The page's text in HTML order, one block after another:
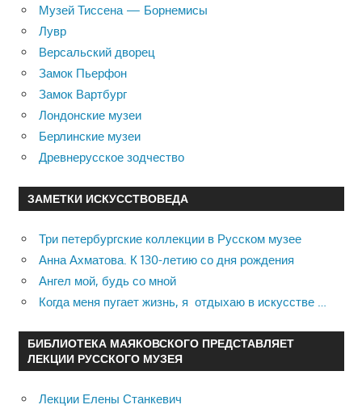
Музей Тиссена — Борнемисы
Лувр
Версальский дворец
Замок Пьерфон
Замок Вартбург
Лондонские музеи
Берлинские музеи
Древнерусское зодчество
ЗАМЕТКИ ИСКУССТВОВЕДА
Три петербургские коллекции в Русском музее
Анна Ахматова. К 130-летию со дня рождения
Ангел мой, будь со мной
Когда меня пугает жизнь, я отдыхаю в искусстве …
БИБЛИОТЕКА МАЯКОВСКОГО ПРЕДСТАВЛЯЕТ
ЛЕКЦИИ РУССКОГО МУЗЕЯ
Лекции Елены Станкевич